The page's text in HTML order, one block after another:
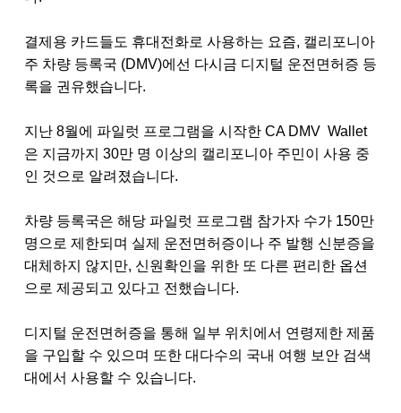
결제용 카드들도 휴대전화로 사용하는 요즘, 캘리포니아
주 차량 등록국 (DMV)에선 다시금 디지털 운전면허증 등
록을 권유했습니다.
지난 8월에 파일럿 프로그램을 시작한 CA DMV Wallet
은 지금까지 30만 명 이상의 캘리포니아 주민이 사용 중
인 것으로 알려졌습니다.
차량 등록국은 해당 파일럿 프로그램 참가자 수가 150만
명으로 제한되며 실제 운전면허증이나 주 발행 신분증을
대체하지 않지만, 신원확인을 위한 또 다른 편리한 옵션
으로 제공되고 있다고 전했습니다.
디지털 운전면허증을 통해 일부 위치에서 연령제한 제품
을 구입할 수 있으며 또한 대다수의 국내 여행 보안 검색
대에서 사용할 수 있습니다.